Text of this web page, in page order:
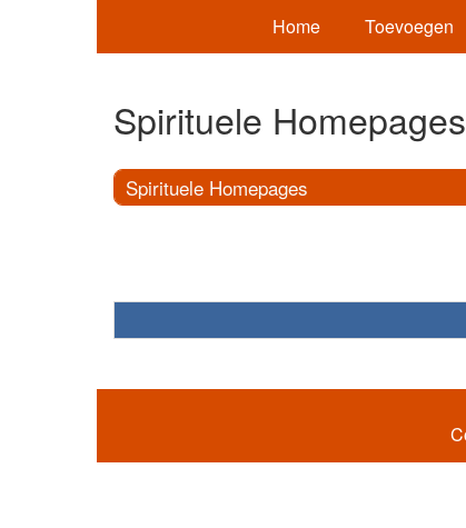
Home Toevoegen
Spirituele Homepages
Spirituele Homepages